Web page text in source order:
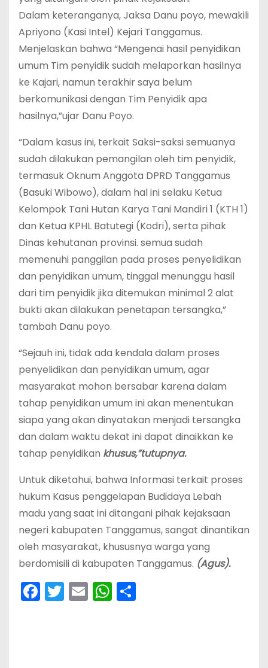
Dalam keteranganya, Jaksa Danu poyo, mewakili
Apriyono (Kasi Intel) Kejari Tanggamus.
Menjelaskan bahwa “Mengenai hasil penyidikan
umum Tim penyidik sudah melaporkan hasilnya
ke Kajari, namun terakhir saya belum
berkomunikasi dengan Tim Penyidik apa
hasilnya,”ujar Danu Poyo.
“Dalam kasus ini, terkait Saksi-saksi semuanya
sudah dilakukan pemangilan oleh tim penyidik,
termasuk Oknum Anggota DPRD Tanggamus
(Basuki Wibowo), dalam hal ini selaku Ketua
Kelompok Tani Hutan Karya Tani Mandiri 1 (KTH 1)
dan Ketua KPHL Batutegi (Kodri), serta pihak
Dinas kehutanan provinsi. semua sudah
memenuhi panggilan pada proses penyelidikan
dan penyidikan umum, tinggal menunggu hasil
dari tim penyidik jika ditemukan minimal 2 alat
bukti akan dilakukan penetapan tersangka,”
tambah Danu poyo.
“Sejauh ini, tidak ada kendala dalam proses
penyelidikan dan penyidikan umum, agar
masyarakat mohon bersabar karena dalam
tahap penyidikan umum ini akan menentukan
siapa yang akan dinyatakan menjadi tersangka
dan dalam waktu dekat ini dapat dinaikkan ke
tahap penyidikan khusus,”tutupnya.
Untuk diketahui, bahwa Informasi terkait proses
hukum Kasus penggelapan Budidaya Lebah
madu yang saat ini ditangani pihak kejaksaan
negeri kabupaten Tanggamus, sangat dinantikan
oleh masyarakat, khususnya warga yang
berdomisili di kabupaten Tanggamus. (Agus).
F
a
T
w
E
m
W
h